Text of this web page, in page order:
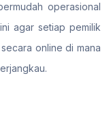
operasional
agar setiap pemilik
online di mana